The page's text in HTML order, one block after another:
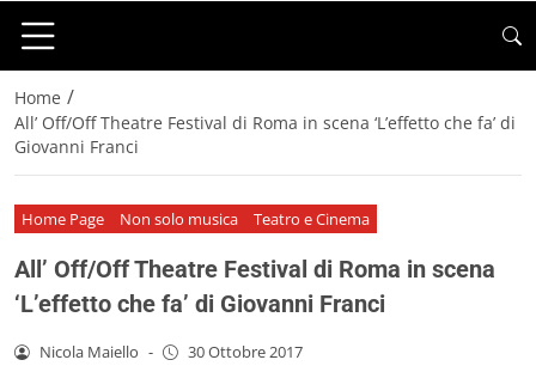
Home /
All’ Off/Off Theatre Festival di Roma in scena ‘L’effetto che fa’ di
Giovanni Franci
Home Page Non solo musica Teatro e Cinema
All’ Off/Off Theatre Festival di Roma in scena
‘L’effetto che fa’ di Giovanni Franci
Nicola Maiello - 30 Ottobre 2017